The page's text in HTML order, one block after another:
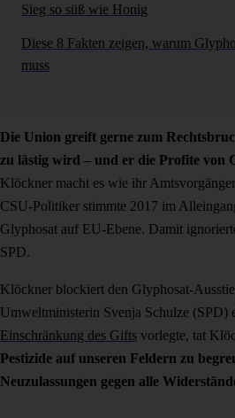
Sieg so süß wie Honig
Diese 8 Fakten zeigen, warum
muss
Die Union greift gerne zum
zu lästig wird – und er die Profite von
Klöckner macht es wie ihr
CSU-Politiker stimmte 2017 im
Glyphosat auf EU-Ebene. Damit
SPD.
Klöckner blockiert den Glyphosat-
Umweltministerin Svenja Schulze (SPD)
Einschränkung des Gifts vorlegte, tat
Pestizide auf unseren Feldern zu
Neuzulassungen gegen alle